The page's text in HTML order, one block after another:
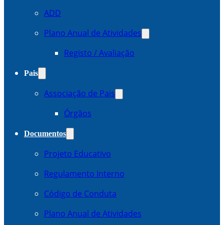
ADD
Plano Anual de Atividades
Registo / Avaliação
Pais
Associação de Pais
Órgãos
Documentos
Projeto Educativo
Regulamento Interno
Código de Conduta
Plano Anual de Atividades